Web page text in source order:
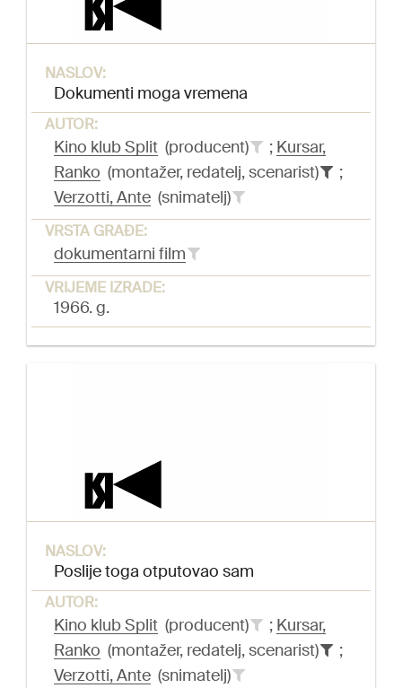
NASLOV:
Dokumenti moga vremena
AUTOR:
Kino klub Split (producent) ; Kursar,
Ranko (montažer, redatelj, scenarist)
;
Verzotti, Ante (snimatelj)
VRSTA GRAĐE:
dokumentarni film
VRIJEME IZRADE:
1966. g.
NASLOV:
Poslije toga otputovao sam
AUTOR:
Kino klub Split (producent) ; Kursar,
Ranko (montažer, redatelj, scenarist)
;
Verzotti, Ante (snimatelj)